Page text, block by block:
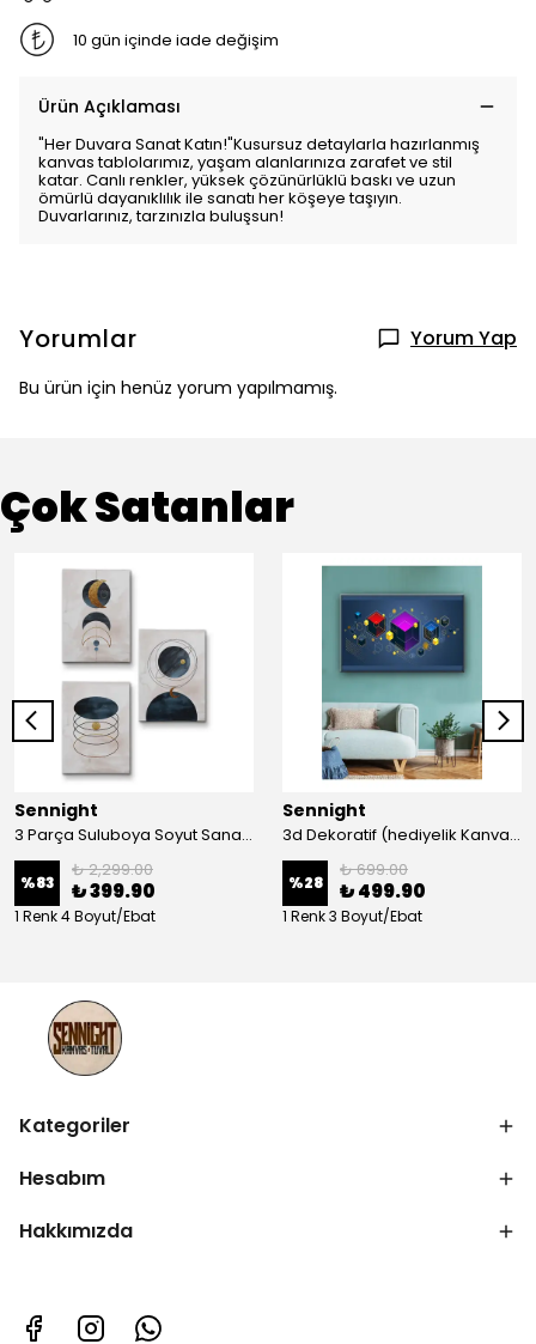
10 gün içinde iade değişim
Ürün Açıklaması
"Her Duvara Sanat Katın!"Kusursuz detaylarla hazırlanmış
kanvas tablolarımız, yaşam alanlarınıza zarafet ve stil
katar. Canlı renkler, yüksek çözünürlüklü baskı ve uzun
ömürlü dayanıklılık ile sanatı her köşeye taşıyın.
Duvarlarınız, tarzınızla buluşsun!
Yorumlar Yorum Yap
Bu ürün için henüz yorum yapılmamış.
Çok Satanlar
Sennight
3 Parça Suluboya Soyut Sanat Koleksiyonu Dekoratif Kanvas Tablo
%83
₺ 2,299.00
₺ 399.90
1 Renk 4 Boyut/Ebat
Sennight
3d Dekoratif (hediyelik Kanvas Tablo)
%28
₺ 699.00
₺ 499.90
1 Renk 3 Boyut/Ebat
Kategoriler
Hesabım
Hakkımızda